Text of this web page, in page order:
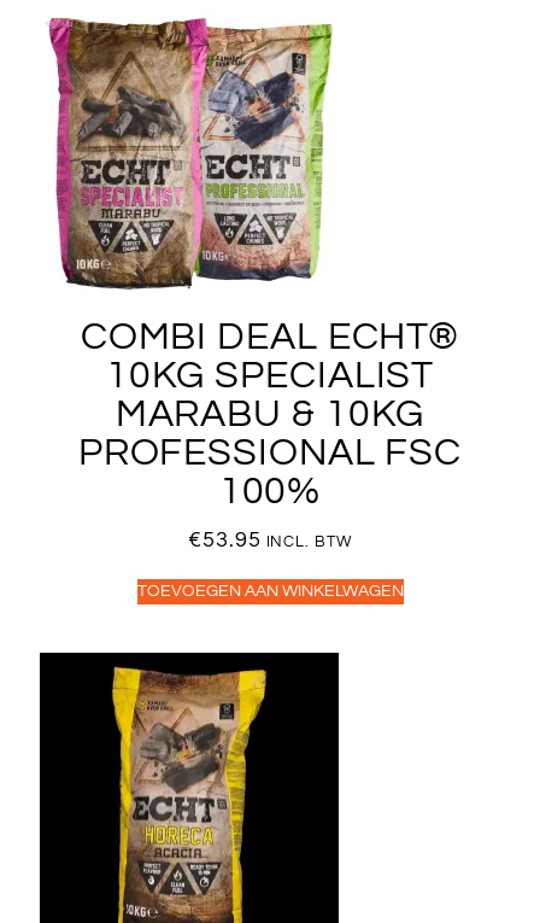
COMBI DEAL ECHT®
10KG SPECIALIST
MARABU & 10KG
PROFESSIONAL FSC
100%
€53.95 INCL. BTW
TOEVOEGEN AAN WINKELWAGEN